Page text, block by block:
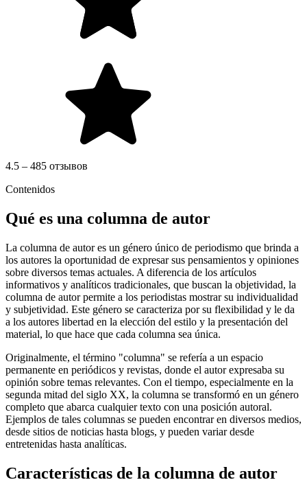
4.5 – 485 отзывов
Contenidos
Qué es una columna de autor
La columna de autor es un género único de periodismo que brinda a
los autores la oportunidad de expresar sus pensamientos y opiniones
sobre diversos temas actuales. A diferencia de los artículos
informativos y analíticos tradicionales, que buscan la objetividad, la
columna de autor permite a los periodistas mostrar su individualidad
y subjetividad. Este género se caracteriza por su flexibilidad y le da
a los autores libertad en la elección del estilo y la presentación del
material, lo que hace que cada columna sea única.
Originalmente, el término "columna" se refería a un espacio
permanente en periódicos y revistas, donde el autor expresaba su
opinión sobre temas relevantes. Con el tiempo, especialmente en la
segunda mitad del siglo XX, la columna se transformó en un género
completo que abarca cualquier texto con una posición autoral.
Ejemplos de tales columnas se pueden encontrar en diversos medios,
desde sitios de noticias hasta blogs, y pueden variar desde
entretenidas hasta analíticas.
Características de la columna de autor